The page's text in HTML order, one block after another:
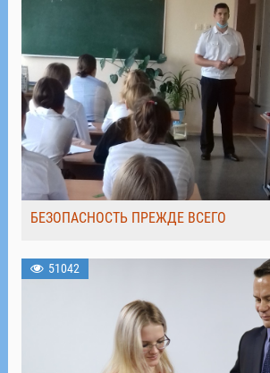
БЕЗОПАСНОСТЬ ПРЕЖДЕ ВСЕГО
51042